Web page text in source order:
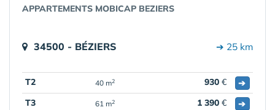
APPARTEMENTS MOBICAP BEZIERS
34500 - BÉZIERS ➔ 25 km
T2 40 m2 930 €
➔
T3
61 m2 1 390 € ➔